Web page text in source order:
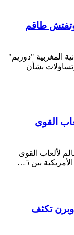
وتفتش طاقم
المغربية "دوزيم"
انتقادات وتساؤلات بشأن
القوى
لألعاب القوى
وبرن تكثف